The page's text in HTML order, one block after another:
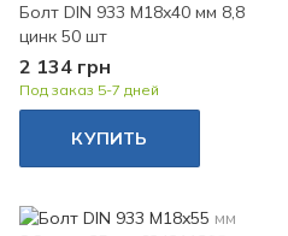
Болт DIN 933 M18x40 мм 8,8
цинк 50 шт
2 134 грн
Под заказ 5-7 дней
КУПИТЬ